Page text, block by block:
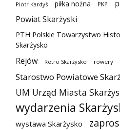
Piotr Kardyś piłka nożna PKP
Powiat Skarżyski
PTH Polskie Towarzystwo
Skarżysko
Rejów Retro Skarżysko rowery
Starostwo Powiatowe
UM Urząd Miasta
wydarzenia
wystawa Skarżysko